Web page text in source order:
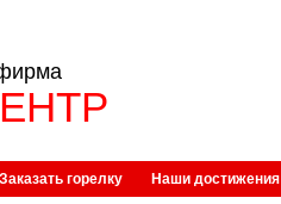
Заказать горелку Наши достижения